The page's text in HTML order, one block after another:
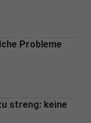
Probleme
streng: keine